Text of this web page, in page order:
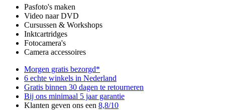
Pasfoto's maken
Video naar DVD
Cursussen & Workshops
Inktcartridges
Fotocamera's
Camera accessoires
Morgen gratis bezorgd*
6 echte winkels in Nederland
Gratis binnen 30 dagen te retourneren
Bij ons minimaal 5 jaar garantie
Klanten geven ons een 8,8/10